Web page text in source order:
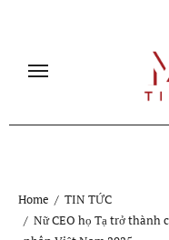
content
Home
TIN TỨC
Nữ CEO họ Tạ trở thành